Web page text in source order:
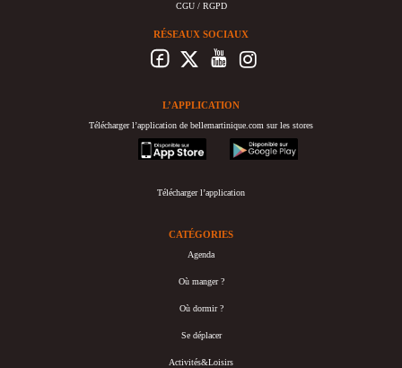
CGU / RGPD
RÉSEAUX SOCIAUX
L’APPLICATION
Télécharger l’application de bellemartinique.com sur les stores
appstore
googleplay
Télécharger l’application
CATÉGORIES
Agenda
Où manger ?
Où dormir ?
Se déplacer
Activités&Loisirs